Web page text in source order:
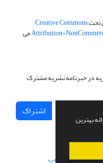
بهترین
تحتCreative Commons
Attribution-می
در خبرنامه نشریه مشترک
اشتراک
سازی از سیناوب